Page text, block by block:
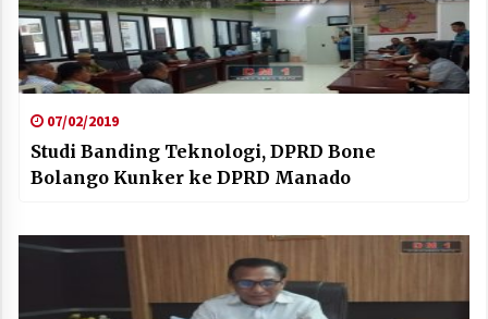
07/02/2019
Studi Banding Teknologi, DPRD Bone
Bolango Kunker ke DPRD Manado